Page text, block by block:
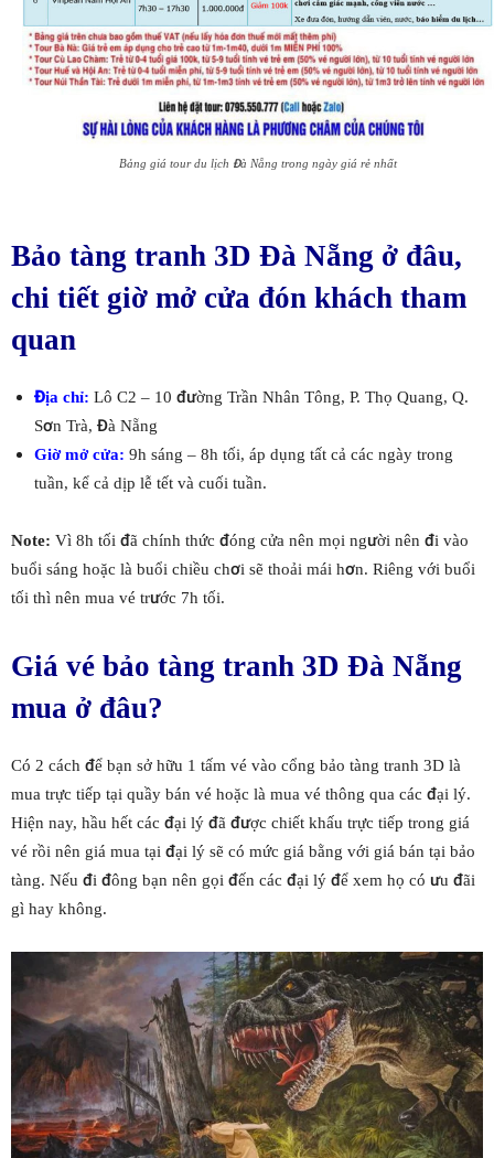
Bảng giá tour du lịch Đà Nẵng trong ngày giá rẻ nhất
Bảo tàng tranh 3D Đà Nẵng ở đâu,
chi tiết giờ mở cửa đón khách tham
quan
Địa chỉ: Lô C2 – 10 đường Trần Nhân Tông, P. Thọ Quang, Q.
Sơn Trà, Đà Nẵng
Giờ mở cửa: 9h sáng – 8h tối, áp dụng tất cả các ngày trong
tuần, kể cả dịp lễ tết và cuối tuần.
Note: Vì 8h tối đã chính thức đóng cửa nên mọi người nên đi vào
buổi sáng hoặc là buổi chiều chơi sẽ thoải mái hơn. Riêng với buổi
tối thì nên mua vé trước 7h tối.
Giá vé bảo tàng tranh 3D Đà Nẵng
mua ở đâu?
Có 2 cách để bạn sở hữu 1 tấm vé vào cổng bảo tàng tranh 3D là
mua trực tiếp tại quầy bán vé hoặc là mua vé thông qua các đại lý.
Hiện nay, hầu hết các đại lý đã được chiết khấu trực tiếp trong giá
vé rồi nên giá mua tại đại lý sẽ có mức giá bằng với giá bán tại bảo
tàng. Nếu đi đông bạn nên gọi đến các đại lý để xem họ có ưu đãi
gì hay không.